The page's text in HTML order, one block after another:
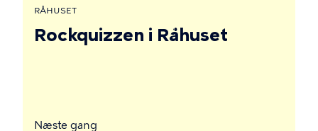
RÅHUSET
Rockquizzen i Råhuset
Næste gang